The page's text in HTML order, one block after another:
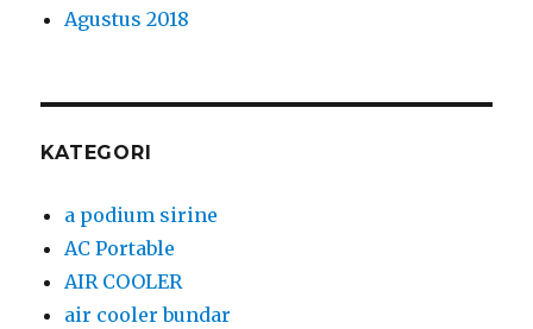
Agustus 2018
KATEGORI
a podium sirine
AC Portable
AIR COOLER
air cooler bundar